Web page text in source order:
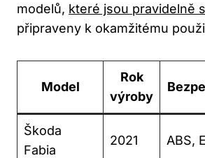
modelů, které jsou pravidelně
připraveny k okamžitému
Model
Rok
výroby
Škoda
Fabia
2021 ABS,